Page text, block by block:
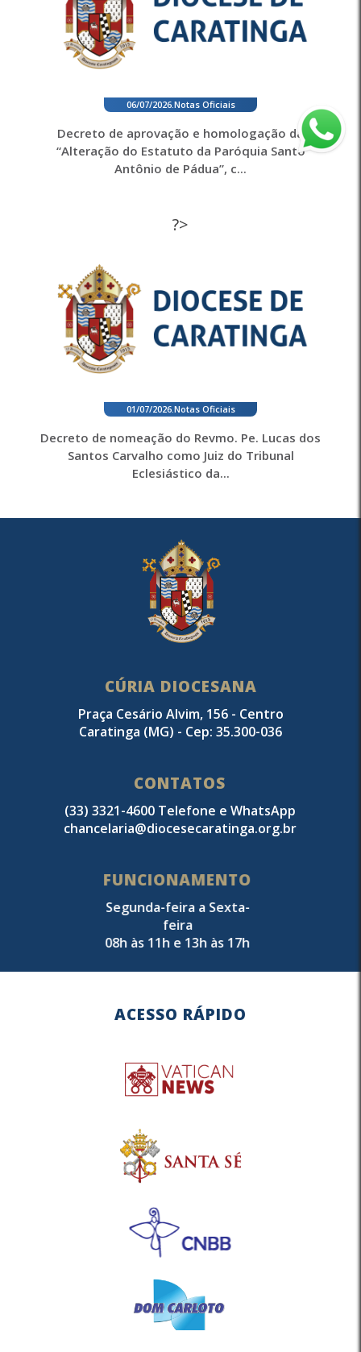
06/07/2026. Notas Oficiais
Decreto de aprovação e homologação da
“Alteração do Estatuto da Paróquia Santo
Antônio de Pádua”, c...
?>
01/07/2026. Notas Oficiais
Decreto de nomeação do Revmo. Pe. Lucas dos
Santos Carvalho como Juiz do Tribunal
Eclesiástico da...
CÚRIA DIOCESANA
Praça Cesário Alvim, 156 - Centro
Caratinga (MG) - Cep: 35.300-036
CONTATOS
(33) 3321-4600 Telefone e WhatsApp
chancelaria@diocesecaratinga.org.br
FUNCIONAMENTO
Segunda-feira a Sexta-
feira
08h às 11h e 13h às 17h
ACESSO RÁPIDO